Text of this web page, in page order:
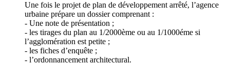
Une fois le projet de plan de développement arrêté, l’agence
urbaine prépare un dossier comprenant :
- Une note de présentation ;
- les tirages du plan au 1/2000ème ou au 1/1000éme si
l’agglomération est petite ;
- les fiches d’enquête ;
- l’ordonnancement architectural.